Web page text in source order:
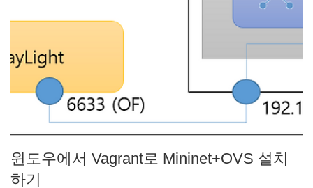
윈도우에서 Vagrant로 Mininet+OVS 설치
하기